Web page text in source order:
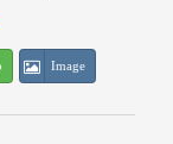
Image